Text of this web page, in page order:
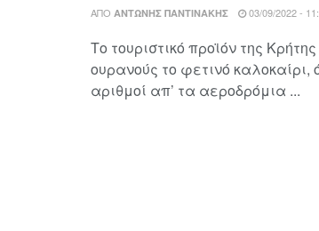
ΑΠΌ ΑΝΤΏΝΗΣ ΠΑΝΤΙΝΆΚΗΣ 03/09/2022 -
Το τουριστικό προϊόν της
ουρανούς το φετινό καλοκαίρι,
αριθμοί απ’ τα αεροδρόμια ...